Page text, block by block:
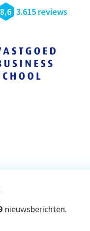
8,6 3.615 reviews
nieuwsberichten.